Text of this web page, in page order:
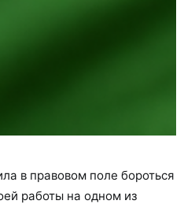
в правовом поле бороться
работы на одном из